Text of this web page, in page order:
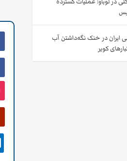
ایران در خنک نگه‌داشتن آب
کویر